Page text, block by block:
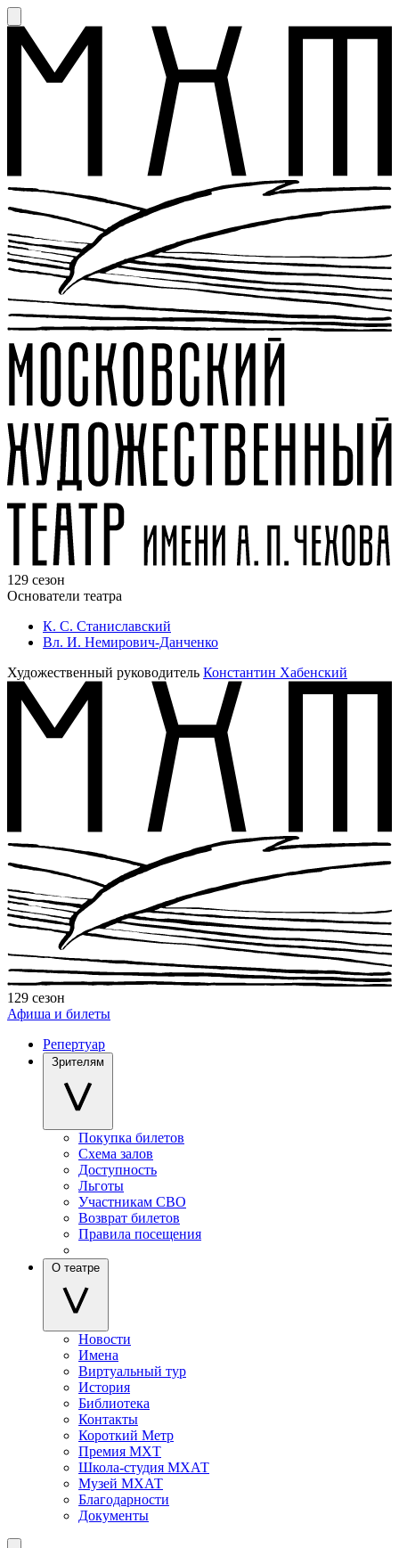
129 сезон
Основатели театра
К. С. Станиславский
Вл. И. Немирович-Данченко
Художественный руководитель Константин Хабенский
129 сезон
Афиша и билеты
Репертуар
Зрителям
Покупка билетов
Схема залов
Доступность
Льготы
Участникам СВО
Возврат билетов
Правила посещения
О театре
Новости
Имена
Виртуальный тур
История
Библиотека
Контакты
Короткий Метр
Премия МХТ
Школа-студия МХАТ
Музей МХАТ
Благодарности
Документы